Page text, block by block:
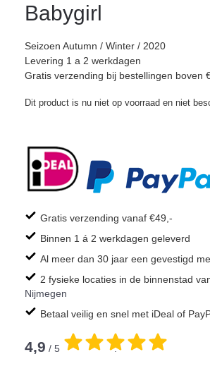
Babygirl
Seizoen Autumn / Winter / 2020
Levering 1 a 2 werkdagen
Gratis verzending bij bestellingen boven
Dit product is nu niet op voorraad en niet
Gratis verzending vanaf €49,-
Binnen 1 á 2 werkdagen geleverd
Al meer dan 30 jaar een gevestigd
2 fysieke locaties in de binnenstad
Nijmegen
Betaal veilig en snel met iDeal of
4,9 / 5 .